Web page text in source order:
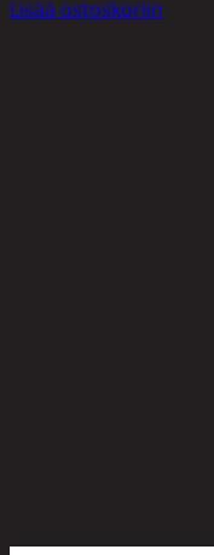
Lisää ostoskoriin